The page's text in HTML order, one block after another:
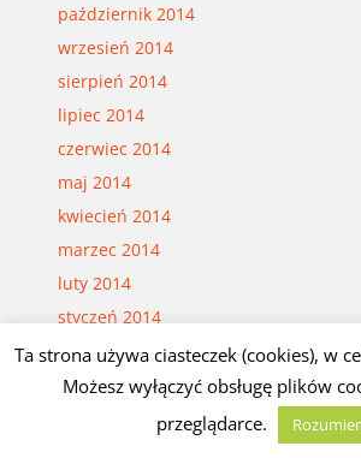
październik 2014
wrzesień 2014
sierpień 2014
lipiec 2014
czerwiec 2014
maj 2014
kwiecień 2014
marzec 2014
luty 2014
styczeń 2014
grudzień 2013
listopad 2013
październik 2013
Ta strona używa ciasteczek (cookies), w
Możesz wyłączyć obsługę plików
przeglądarce.